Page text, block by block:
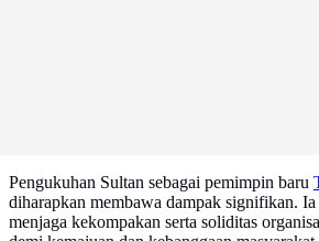
Pengukuhan Sultan sebagai pemimpin baru
diharapkan membawa dampak signifikan.
menjaga kekompakan serta soliditas